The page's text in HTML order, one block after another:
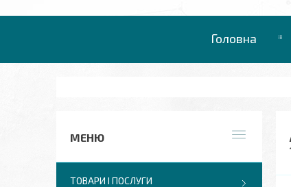
Головна
ТОВАРИ І ПОСЛУГИ